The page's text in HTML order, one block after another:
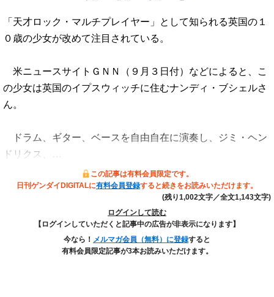
「天才ロック・マルチプレイヤー」として知られる英国の１
０歳の少女が改めて注目されている。
米ニュースサイトＧＮＮ（９月３日付）などによると、こ
の少女は英国のイプスウィッチに住むナンディ・ブシェルさ
ん。
ドラム、ギター、ベースを自由自在に演奏し、ジミ・ヘン
ドリクス、…
この記事は有料会員限定です。
日刊ゲンダイDIGITALに有料会員登録すると続きをお読みいただけます。
(残り1,002文字／全文1,143文字)
ログインして読む
【ログインしていただくと記事中の広告が非表示になります】
今なら！ メルマガ会員（無料）に登録すると
有料会員限定記事が3本お読みいただけます。